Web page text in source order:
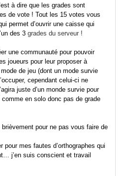
à dire que les grades sont
de vote ! Tout les 15 votes vous
permet d’ouvrir une caisse qui
des 3 grades du serveur !
une communauté pour pouvoir
joueurs pour leur proposer à
mode de jeu (dont un mode survie
cependant celui-ci ne
juste d’un monde survie pour
en solo donc pas de grade
pour ne pas vous faire de
pour mes fautes d’orthographes qui
j’en suis conscient et travail